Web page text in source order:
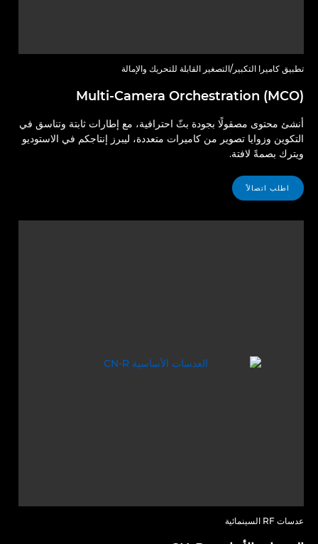
تطبيق كاميرا التكبير/التصغير القابلة للتحريك والإمالة
Multi-Camera Orchestration (MCO)
أنشئ محتوى مصقولًا بجودة بثّ احترافية، مع إطارات ثابتة وتناسق في
التكوين وزوايا تصوير من كاميرات متعددة، ليبرز إنتاجكم في الاستوديو
ويترك بصمةً لافتة.
اطلب اتصالاً
عدسات RF السينمائية